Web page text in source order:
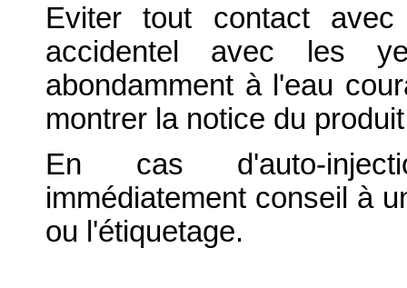
Eviter tout contact
accidentel avec les
abondamment à l'eau
montrer la notice du
En cas d'auto-
immédiatement conseil à
ou l'étiquetage.